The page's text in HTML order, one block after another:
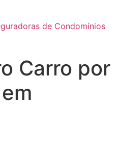
de Condomínios
Carro por